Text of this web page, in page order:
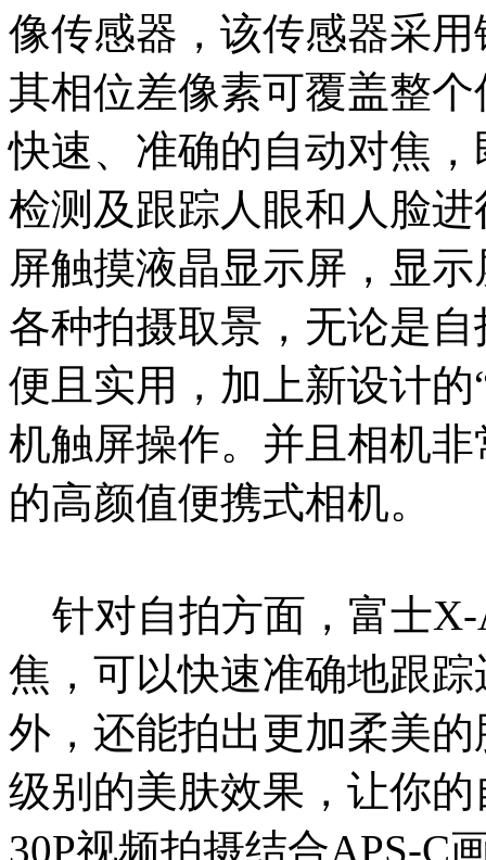
像传感器，该传感器采
其相位差像素可覆盖整
快速、准确的自动对焦
检测及跟踪人眼和人脸
屏触摸液晶显示屏，显
各种拍摄取景，无论是
便且实用，加上新设计
机触屏操作。并且相机
的高颜值便携式相机。
针对自拍方面，富士X-
焦，可以快速准确地跟
外，还能拍出更加柔美
级别的美肤效果，让你
30P视频拍摄结合APS-C